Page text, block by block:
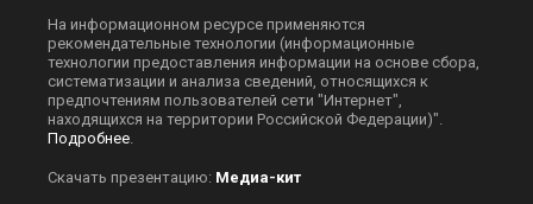
На информационном ресурсе применяются
рекомендательные технологии (информационные
технологии предоставления информации на основе сбора,
систематизации и анализа сведений, относящихся к
предпочтениям пользователей сети "Интернет",
находящихся на территории Российской Федерации)".
Подробнее
Скачать презентацию: Медиа-кит